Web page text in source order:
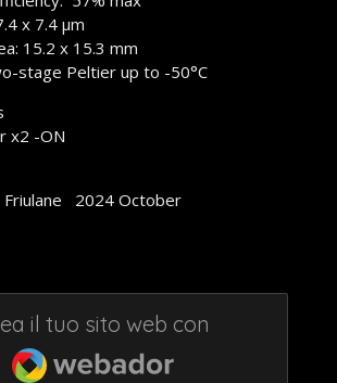
x 7.4 µm
15.2 x 15.3 mm
stage Peltier up to -50°C
x2 -ON
2024 October
il tuo sito web con
Webador